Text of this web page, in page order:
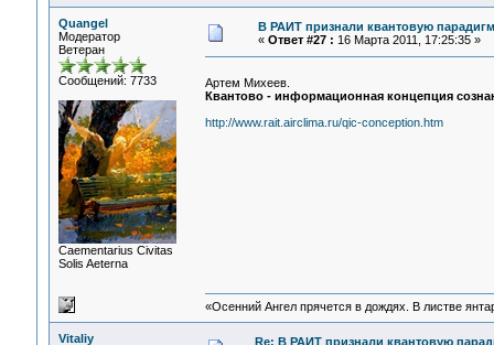
Quangel
Модератор
Ветеран
Сообщений: 7733
Сaementarius Civitas
Solis Aeterna
В РАИТ признали квантовую
« Ответ #27 : 16 Марта 2011, 17:25:35 »
Артем Михеев.
Квантово - информационная концепция
http://www.rait.airclima.ru/qic-conception.htm
«Осенний Ангел прячется в дождях. В листве
Vitaliy
Re: В РАИТ признали квантовую